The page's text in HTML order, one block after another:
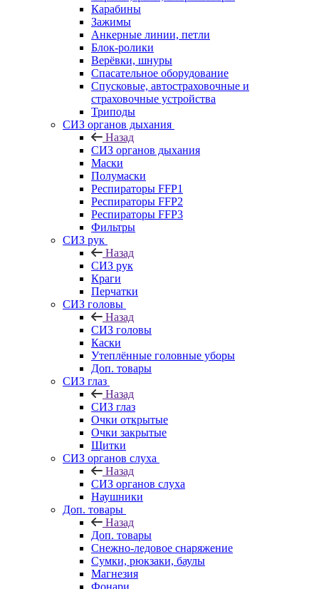
Карабины
Зажимы
Анкерные линии, петли
Блок-ролики
Верёвки, шнуры
Спасательное оборудование
Спусковые, автостраховочные и
страховочные устройства
Триподы
СИЗ органов дыхания
Назад
СИЗ органов дыхания
Маски
Полумаски
Респираторы FFP1
Респираторы FFP2
Респираторы FFP3
Фильтры
СИЗ рук
Назад
СИЗ рук
Краги
Перчатки
СИЗ головы
Назад
СИЗ головы
Каски
Утеплённые головные уборы
Доп. товары
СИЗ глаз
Назад
СИЗ глаз
Очки открытые
Очки закрытые
Щитки
СИЗ органов слуха
Назад
СИЗ органов слуха
Наушники
Доп. товары
Назад
Доп. товары
Снежно-ледовое снаряжение
Сумки, рюкзаки, баулы
Магнезия
Фонари